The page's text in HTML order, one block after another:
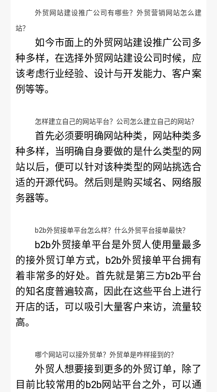
外贸网站建设推广公司有哪些？外贸营销网站怎么建
站？
如今市面上的外贸网站建设推广公司多
种多样，在选择外贸网站建设公司时候，应
该考虑行业经验、设计与开发能力、客户案
例等等。
怎样建立自己的网站平台？公司怎么建立自己的网站？
首先必须要明确网站种类，网站种类多
种多样，当明确自身要做的是什么类型的网
站以后，便可以针对该种类型的网站挑选合
适的开源代码。然后则是购买域名、网络服
务器等。
b2b外贸接单平台怎么样？什么外贸平台接单最快？
b2b外贸接单平台是外贸人使用量最多
的接外贸订单方式，b2b外贸接单平台拥有
着非常多的好处。首先就是第三方b2b平台
的知名度普遍较高，因此在这些平台上进行
开店的话，可以吸引大量客户来访，流量较
高。
哪个网站可以接外贸单？外贸单是咋样接到的？
外贸人想要接到更多的外贸订单，除了
目前比较常用的b2b网站平台之外，可以通